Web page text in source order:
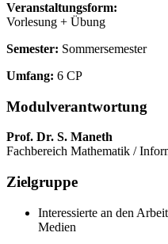
Veranstaltungsform:
Vorlesung + Übung
Semester: Sommersemester
Umfang: 6 CP
Modulverantwortung
Prof. Dr. S. Maneth
Fachbereich Mathematik /
Zielgruppe
Interessierte an den
Medien